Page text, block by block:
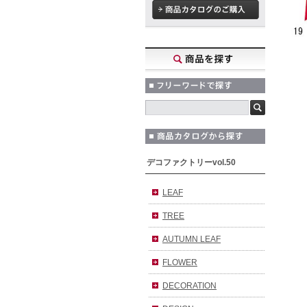
デコファクトリーvol.50
LEAF
TREE
AUTUMN LEAF
FLOWER
DECORATION